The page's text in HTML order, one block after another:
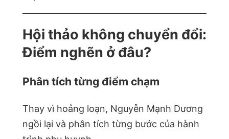
Hội thảo không chuyển đổi:
Điểm nghẽn ở đâu?
Phân tích từng điểm chạm
Thay vì hoảng loạn, Nguyễn Mạnh Dương
ngồi lại và phân tích từng bước của hành